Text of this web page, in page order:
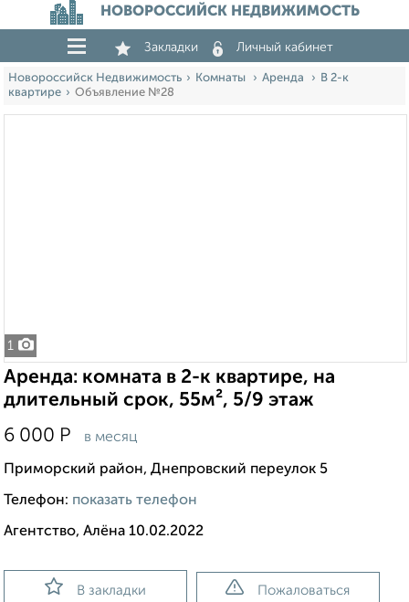
НОВОРОССИЙСК НЕДВИЖИМОСТЬ
Закладки Личный кабинет
Новороссийск Недвижимость Комнаты Аренда
В 2-к
квартире
Объявление №28
1
Аренда: комната в 2-к квартире, на
длительный срок, 55м², 5/9 этаж
6 000 Р в месяц
Приморский район, Днепровский переулок 5
Телефон: показать телефон
Агентство, Алёна 10.02.2022
В закладки Пожаловаться